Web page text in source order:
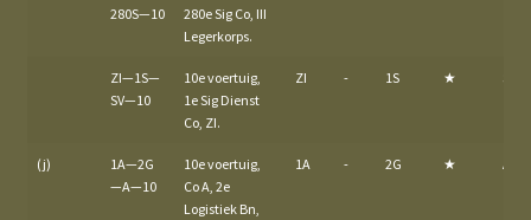
280S—10
280e Sig Co, III
Legerkorps.
ZI—1S—
SV—10
10e voertuig,
1e Sig Dienst
Co, ZI.
ZI - 1S ★ SV
(j)
1A—2G
—A—10
10e voertuig,
Co A, 2e
Logistiek Bn,
1A - 2G ★ A